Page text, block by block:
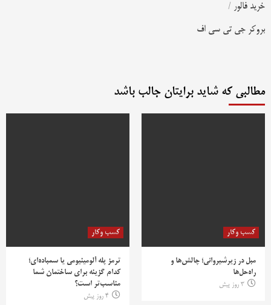
خرید فالور /
بروکر جی تی سی اف
مطالبی که شاید برایتان جالب باشد
کسب وکار
مبل در زیرشیروانی؛ چالش‌ها و
راه‌حل‌ها
3 روز پیش
کسب وکار
ترمز پله آلومینیومی یا سمباده‌ای؛
کدام گزینه برای ساختمان شما
مناسب‌تر است؟
4 روز پیش